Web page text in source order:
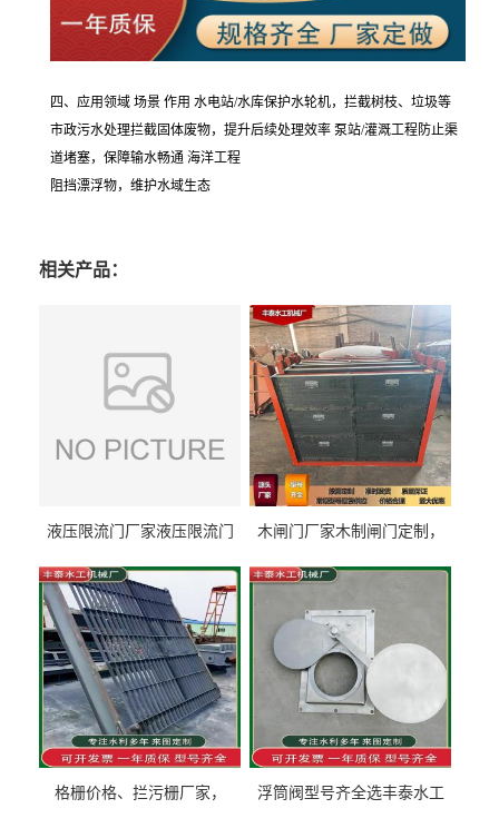
四、应用领域 场景 作用 水电站/水库保护水轮机，拦截树枝、垃圾等
市政污水处理拦截固体废物，提升后续处理效率 泵站/灌溉工程防止渠
道堵塞，保障输水畅通 海洋工程
阻挡漂浮物，维护水域生态
相关产品：
液压限流门厂家液压限流门
泰制造
木闸门厂家木制闸门定制，
型号齐全
格栅价格、拦污栅厂家，
浮筒阀型号齐全选丰泰水工